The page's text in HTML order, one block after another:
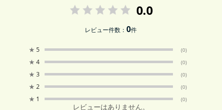
0.0
レビュー件数：0件
★ 5 (0)
★ 4 (0)
★ 3 (0)
★ 2 (0)
★ 1 (0)
レビューはありません。